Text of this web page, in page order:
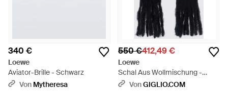
340 €
Loewe
Aviator-Brille - Schwarz
Von Mytheresa
550 €412,49 €
Loewe
Schal Aus Wollmischung -
Schwarz
VonGIGLIO.COM